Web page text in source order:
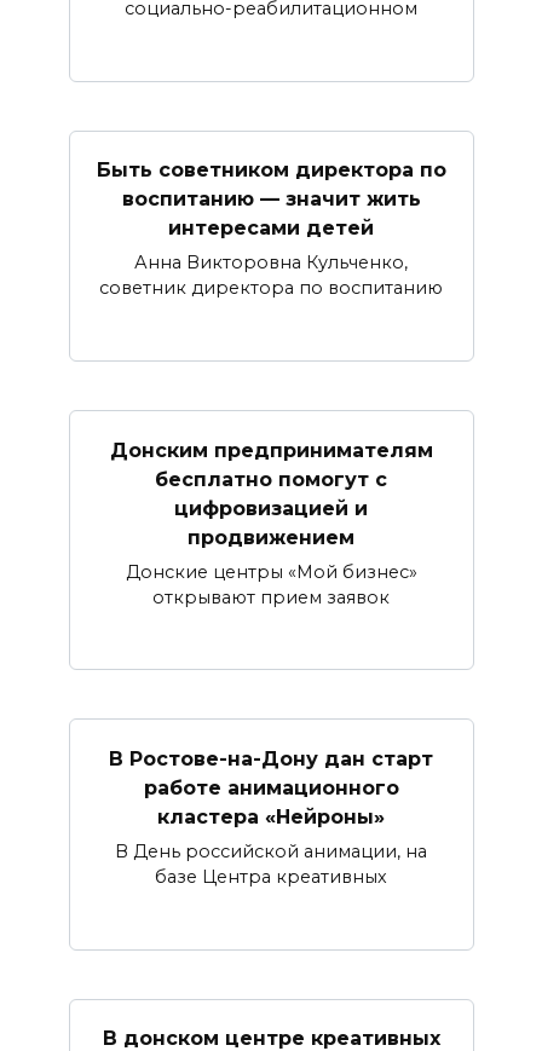
социально-реабилитационном
Быть советником директора по
воспитанию — значит жить
интересами детей
Анна Викторовна Кульченко,
советник директора по воспитанию
Донским предпринимателям
бесплатно помогут с
цифровизацией и
продвижением
Донские центры «Мой бизнес»
открывают прием заявок
В Ростове-на-Дону дан старт
работе анимационного
кластера «Нейроны»
В День российской анимации, на
базе Центра креативных
В донском центре креативных